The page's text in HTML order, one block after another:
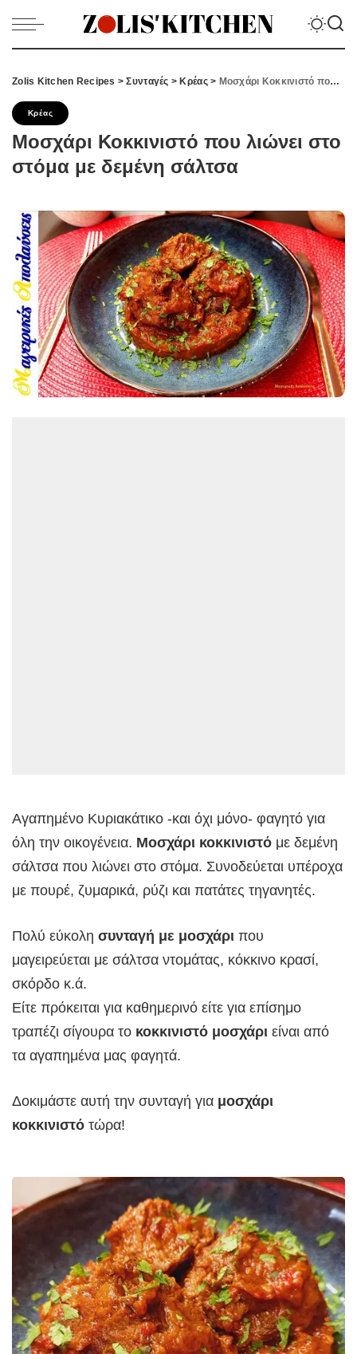
Zolis Kitchen Recipes >Συνταγές > Κρέας> Μοσχάρι Κοκκινιστό που λιώνει στο στόμα με δεμένη σάλτσα
Κρέας
Μοσχάρι Κοκκινιστό που λιώνει στο
στόμα με δεμένη σάλτσα
Αγαπημένο Κυριακάτικο -και όχι μόνο- φαγητό για
όλη την οικογένεια. Μοσχάρι κοκκινιστό με δεμένη
σάλτσα που λιώνει στο στόμα. Συνοδεύεται υπέροχα
με πουρέ, ζυμαρικά, ρύζι και πατάτες τηγανητές.
Πολύ εύκολη συνταγή με μοσχάρι που
μαγειρεύεται με σάλτσα ντομάτας, κόκκινο κρασί,
σκόρδο κ.ά.
Είτε πρόκειται για καθημερινό είτε για επίσημο
τραπέζι σίγουρα το κοκκινιστό μοσχάρι είναι από
τα αγαπημένα μας φαγητά.
Δοκιμάστε αυτή την συνταγή για μοσχάρι
κοκκινιστό τώρα!